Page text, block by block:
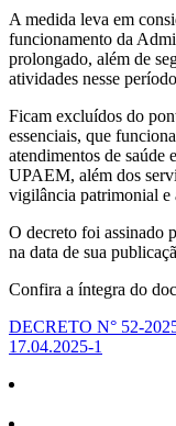
A medida leva em
funcionamento da
prolongado, além de
atividades nesse
Ficam excluídos do
essenciais, que
atendimentos de
UPAEM, além dos
vigilância patrimonial e
O decreto foi assinado
na data de sua
Confira a íntegra do
DECRETO N° 52-
17.04.2025-1